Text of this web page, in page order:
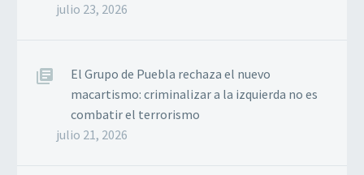
julio 23, 2026
El Grupo de Puebla rechaza el nuevo
macartismo: criminalizar a la izquierda no es
combatir el terrorismo
julio 21, 2026